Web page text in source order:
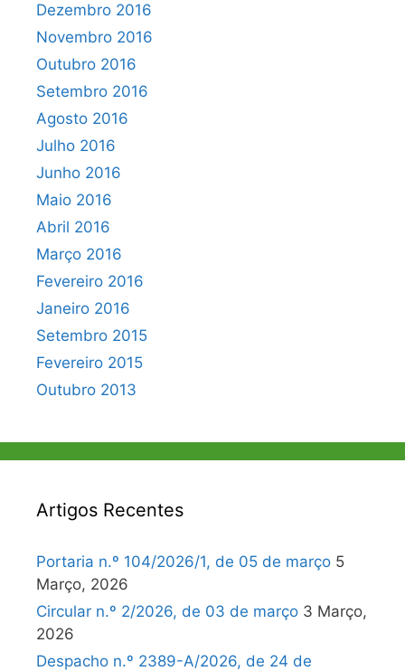
Dezembro 2016
Novembro 2016
Outubro 2016
Setembro 2016
Agosto 2016
Julho 2016
Junho 2016
Maio 2016
Abril 2016
Março 2016
Fevereiro 2016
Janeiro 2016
Setembro 2015
Fevereiro 2015
Outubro 2013
Artigos Recentes
Portaria n.º 104/2026/1, de 05 de março 5
Março, 2026
Circular n.º 2/2026, de 03 de março 3 Março,
2026
Despacho n.º 2389-A/2026, de 24 de